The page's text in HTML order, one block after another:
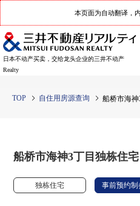
本页面为自动翻译，
日本不动产买卖，交给龙头企业的三井不动产
Realty
TOP 自住用房源查询 船桥市海
船桥市海神3丁目独栋住宅
独栋住宅 事前预约制